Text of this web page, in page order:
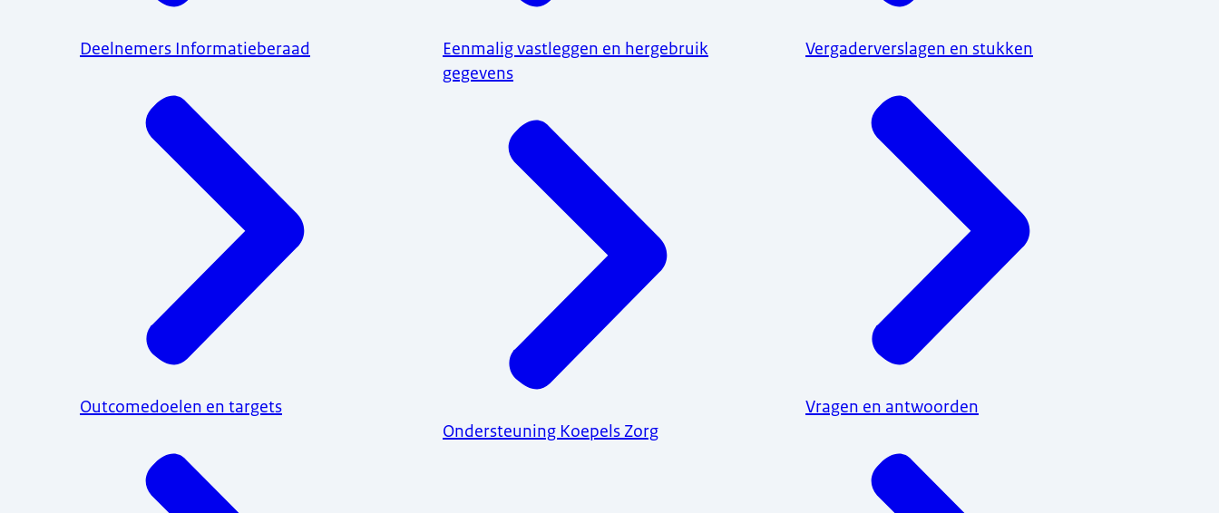
Deelnemers Informatieberaad
Outcomedoelen en targets
Eenmalig vastleggen en hergebruik
gegevens
Ondersteuning Koepels Zorg
Vergaderverslagen en stukken
Vragen en antwoorden